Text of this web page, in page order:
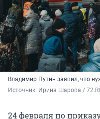
Владимир Путин заявил, что
Источник: Ирина Шарова /
24 февраля по